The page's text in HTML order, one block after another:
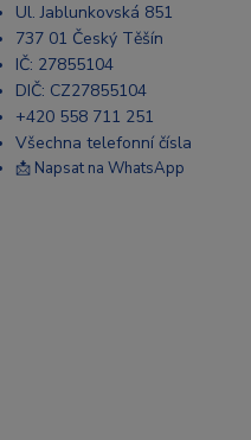
Ul. Jablunkovská 851
737 01 Český Těšín
IČ: 27855104
DIČ: CZ27855104
+420 558 711 251
Všechna telefonní čísla
📩 Napsat na WhatsApp